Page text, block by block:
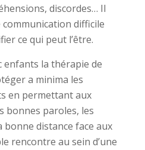
discordes… Il
difficile
ce qui peut l’être.
enfants la thérapie de
a minima les
en permettant aux
bonnes paroles, les
distance face aux
rencontre au sein d’une